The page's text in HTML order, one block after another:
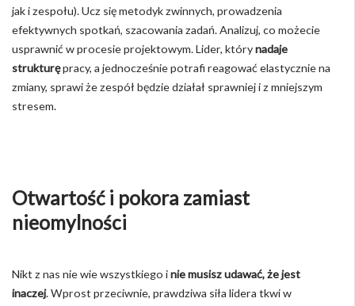
jak i zespołu). Ucz się metodyk zwinnych, prowadzenia
efektywnych spotkań, szacowania zadań. Analizuj, co możecie
usprawnić w procesie projektowym. Lider, którynadaje
strukturępracy, a jednocześnie potrafi reagować elastycznie na
zmiany, sprawi że zespół będzie działał sprawniej i z mniejszym
stresem.
Otwartość i pokora zamiast
nieomylności
Nikt z nas nie wie wszystkiego inie musisz udawać, że jest
inaczej. Wprost przeciwnie, prawdziwa siła lidera tkwi w